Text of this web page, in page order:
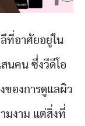
ลีที่อาศัยอยู่ใน
นคน ซึ่งวีดีโอ
ของการดูแลผิว
มงาม แต่สิ่งที่